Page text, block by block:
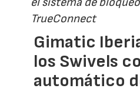
TrueConnect
Gimatic
los Swivels
automático